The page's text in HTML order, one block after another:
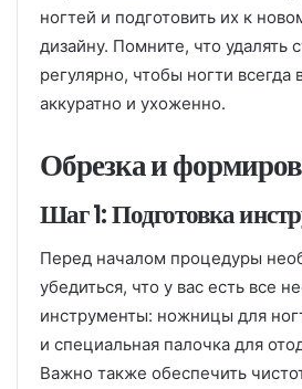
ногтей и подготовить их к
дизайну. Помните, что удалять
регулярно, чтобы ногти всегда
аккуратно и ухоженно.
Обрезка и
Шаг 1: Подготовка
Перед началом процедуры
убедиться, что у вас есть все
инструменты: ножницы для
и специальная палочка для
Важно также обеспечить